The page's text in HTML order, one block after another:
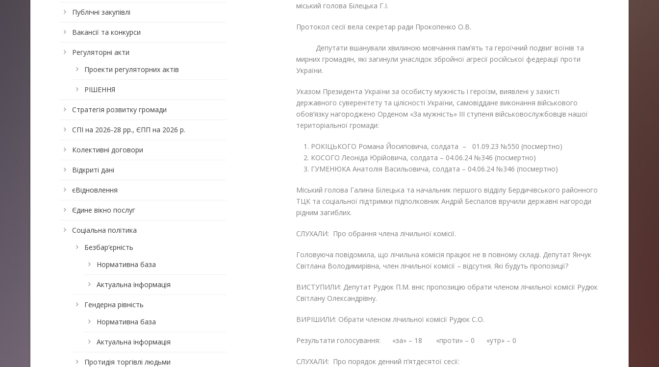
міський голова Білецька Г.І.
Протокол сесії вела секретар ради Прокопенко О.В.
Депутати вшанували хвилиною мовчання пам’ять та героїчний подвиг воїнів та
мирних громадян, які загинули унаслідок збройної агресії російської федерації проти
України.
Указом Президента України за особисту мужність і героїзм, виявлені у захисті
державного суверенітету та цілісності України, самовіддане виконання військового
обов’язку нагороджено Орденом «За мужність» ІІІ ступеня військовослужбовців нашої
територіальної громади:
РОКІЦЬКОГО Романа Йосиповича, солдата – 01.09.23 №550 (посмертно)
КОСОГО Леоніда Юрійовича, солдата – 04.06.24 №346 (посмертно)
ГУМЕНЮКА Анатолія Васильовича, солдата – 04.06.24 №346 (посмертно)
Міський голова Галина Білецька та начальник першого відділу Бердичівського районного
ТЦК та соціальної підтримки підполковник Андрій Беспалов вручили державні нагороди
рідним загиблих.
СЛУХАЛИ: Про обрання члена лічильної комісії.
Головуюча повідомила, що лічильна комісія працює не в повному складі. Депутат Янчук
Світлана Володимирівна, член лічильної комісії – відсутня. Які будуть пропозиції?
ВИСТУПИЛИ: Депутат Рудюк П.М. вніс пропозицію обрати членом лічильної комісії Рудюк
Світлану Олександрівну.
ВИРІШИЛИ: Обрати членом лічильної комісії Рудюк С.О.
Результати голосування: «за» – 18 «проти» – 0 «утр» – 0
СЛУХАЛИ: Про порядок денний п’ятдесятої сесії:
Публічні закупівлі
Вакансії та конкурси
Регуляторні акти
Проекти регуляторних актів
РІШЕННЯ
Стратегія розвитку громади
СПІ на 2026-28 рр., ЄПП на 2026 р.
Колективні договори
Відкриті дані
єВідновлення
Єдине вікно послуг
Соціальна політика
Безбар’єрність
Нормативна база
Актуальна інформація
Гендерна рівність
Нормативна база
Актуальна інформація
Протидія торгівлі людьми